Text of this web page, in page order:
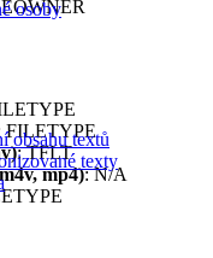
osoby
obsahu textů
texty
FILETYPE
: TFLT
mp4): N/A